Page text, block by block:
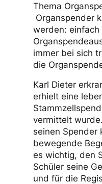
Thema
Organspender
werden: einfach
immer bei sich
die
Karl Dieter
erhielt eine
vermittelt
seinen Spender
bewegende
es wichtig, den
Schüler seine
und für die